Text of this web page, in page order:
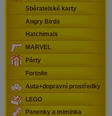
Sběratelské karty
Angry Birds
Hatchimals
MARVEL
Párty
Fortnite
Auta+dopravní prostředky
LEGO
Panenky a miminka